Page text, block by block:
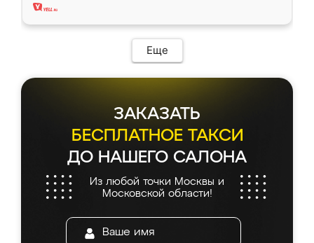
Еще
ЗАКАЗАТЬ
БЕСПЛАТНОЕ ТАКСИ
ДО НАШЕГО САЛОНА
Из любой точки Москвы и
Московской области!